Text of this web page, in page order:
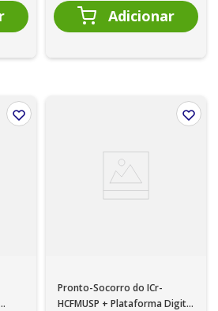
Pronto-Socorro do ICr-
HCFMUSP + Plataforma Digital